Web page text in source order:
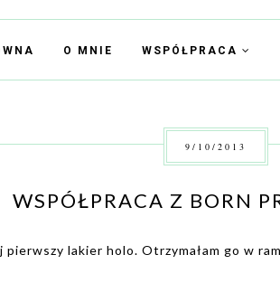
O MNIE WSPÓŁPRACA
9/10/2013
WSPÓŁPRACA Z BORN
pierwszy lakier holo. Otrzymałam go w